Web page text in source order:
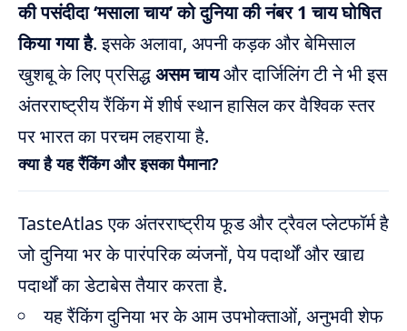
की पसंदीदा ‘मसाला चाय’ को दुनिया की नंबर 1 चाय घोषित
किया गया है. इसके अलावा, अपनी कड़क और बेमिसाल
खुशबू के लिए प्रसिद्धअसम चायऔर दार्जिलिंग टी ने भी इस
अंतरराष्ट्रीय रैंकिंग में शीर्ष स्थान हासिल कर वैश्विक स्तर
पर भारत का परचम लहराया है.
क्या है यह रैंकिंग और इसका पैमाना?
TasteAtlas एक अंतरराष्ट्रीय फूड और ट्रैवल प्लेटफॉर्म है
जो दुनिया भर के पारंपरिक व्यंजनों, पेय पदार्थों और खाद्य
पदार्थों का डेटाबेस तैयार करता है.
यह रैंकिंग दुनिया भर के आम उपभोक्ताओं, अनुभवी शेफ